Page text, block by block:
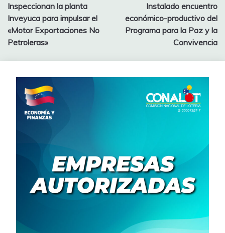
Inspeccionan la planta
Inveyuca para impulsar el
«Motor Exportaciones No
Petroleras»
Instalado encuentro
económico-productivo del
Programa para la Paz y la
Convivencia